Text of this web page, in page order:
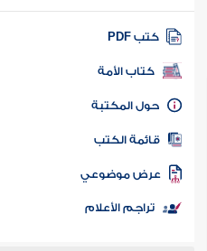
كتب PDF
كتاب الأمة
المكتبة
الكتب
موضوعي